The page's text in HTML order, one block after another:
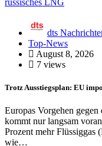
dts
Top-News
August 8, 2026
7 views
Trotz Ausstiegsplan: EU
Europas Vorgehen
kommt nur langsam
Prozent mehr Flüssiggas
wie…